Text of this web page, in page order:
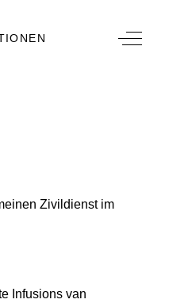
Off-
Zivildienst im
Infusions van